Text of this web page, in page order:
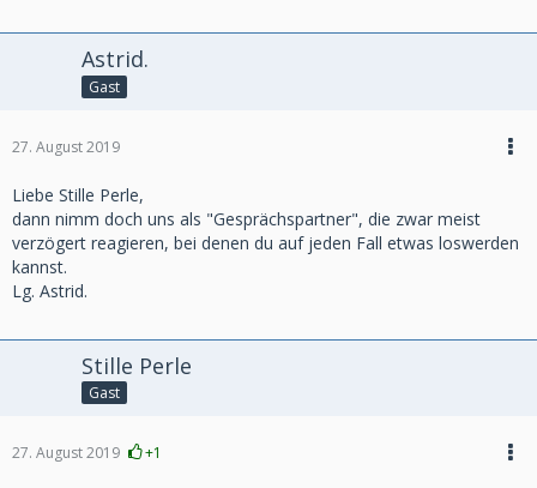
Astrid.
Gast
27. August 2019
Liebe Stille Perle,
dann nimm doch uns als "Gesprächspartner", die zwar meist
verzögert reagieren, bei denen du auf jeden Fall etwas loswerden
kannst.
Lg. Astrid.
Stille Perle
Gast
27. August 2019 +1